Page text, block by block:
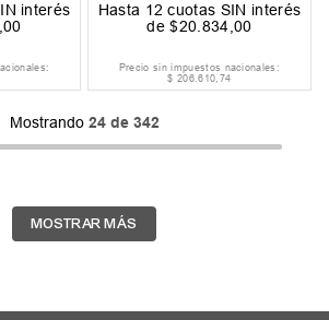
interés
,00
Hasta 12 cuotas SIN interés
de$20.834,00
Precio sin impuestos nacionales:
$ 206.610,74
Mostrando 24 de 342
MOSTRAR MÁS